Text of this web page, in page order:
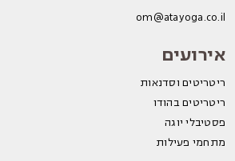
om@atayoga.co.il
אירועים
ריטריטים וסדנאות
ריטריטים בהודו
פסטיבלי יוגה
מתחמי פעילות